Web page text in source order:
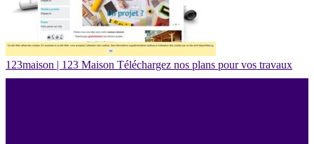
123maison | 123 Maison Téléchargez nos plans pour vos travaux